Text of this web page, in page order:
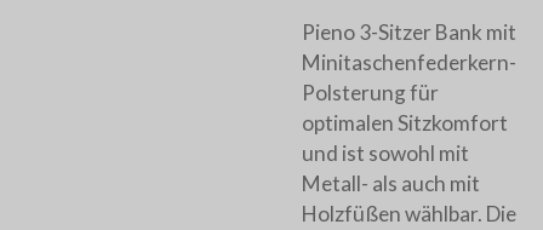
Pieno 3-Sitzer Bank mit
Minitaschenfederkern-
Polsterung für
optimalen Sitzkomfort
und ist sowohl mit
Metall- als auch mit
Holzfüßen wählbar. Die